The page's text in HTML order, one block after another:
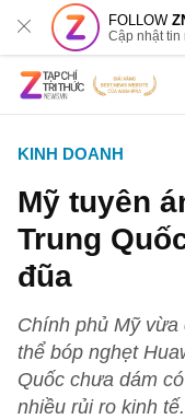
FOLLOW
Cập nhật tin
KINH DOANH
Mỹ tuyên
Trung
đũa
Chính phủ Mỹ
thể bóp nghẹt
Quốc chưa dám
nhiều rủi ro kinh tế.